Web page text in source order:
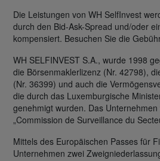
Die Leistungen von WH SelfInvest
durch den Bid-Ask-Spread und/oder
kompensiert. Besuchen Sie die
WH SELFINVEST S.A., wurde 1998
die Börsenmaklerlizenz (Nr. 42798),
(Nr. 36399) und auch die
die durch das Luxemburgische
genehmigt wurden. Das
„Commission de Surveillance du
Mittels des Europäischen Passes für
Unternehmen zwei